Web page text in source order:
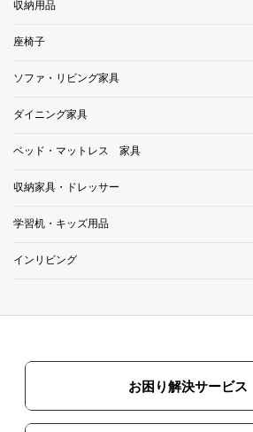
収納用品
座椅子
ソファ・リビング家具
ダイニング家具
ベッド・マットレス 家具
収納家具・ドレッサー
学習机・キッズ用品
インリビング
お困り解決サービス